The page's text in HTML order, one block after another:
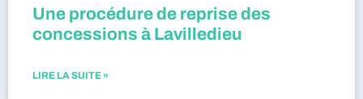
Une procédure de reprise des
concessions à Lavilledieu
LIRE LA SUITE »